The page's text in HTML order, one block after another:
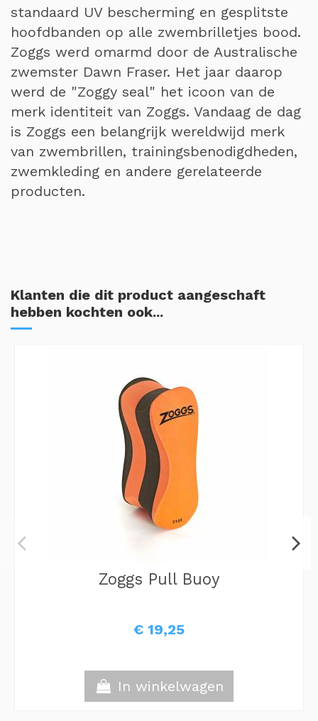
standaard UV bescherming en gesplitste
hoofdbanden op alle zwembrilletjes bood.
Zoggs werd omarmd door de Australische
zwemster Dawn Fraser. Het jaar daarop
werd de "Zoggy seal" het icoon van de
merk identiteit van Zoggs. Vandaag de dag
is Zoggs een belangrijk wereldwijd merk
van zwembrillen, trainingsbenodigdheden,
zwemkleding en andere gerelateerde
producten.
Klanten die dit product aangeschaft
hebben kochten ook...
Zoggs Pull Buoy
€ 19,25
In winkelwagen